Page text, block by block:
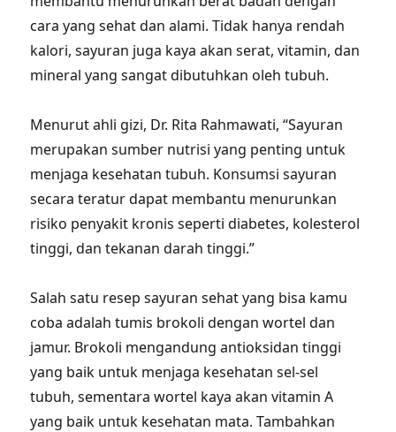
cara yang sehat dan alami. Tidak hanya rendah
kalori, sayuran juga kaya akan serat, vitamin, dan
mineral yang sangat dibutuhkan oleh tubuh.
Menurut ahli gizi, Dr. Rita Rahmawati, “Sayuran
merupakan sumber nutrisi yang penting untuk
menjaga kesehatan tubuh. Konsumsi sayuran
secara teratur dapat membantu menurunkan
risiko penyakit kronis seperti diabetes, kolesterol
tinggi, dan tekanan darah tinggi.”
Salah satu resep sayuran sehat yang bisa kamu
coba adalah tumis brokoli dengan wortel dan
jamur. Brokoli mengandung antioksidan tinggi
yang baik untuk menjaga kesehatan sel-sel
tubuh, sementara wortel kaya akan vitamin A
yang baik untuk kesehatan mata. Tambahkan